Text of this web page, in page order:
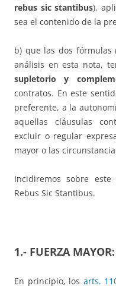
rebus sic stantibus),
sea el contenido de la
b) que las dos fórmulas
análisis en esta nota,
supletorio y
contratos. En este
preferente, a la
aquellas cláusulas
excluir o regular
mayor o las
Incidiremos sobre
Rebus Sic Stantibus.
1.- FUERZA MAYOR:
En principio, los arts.